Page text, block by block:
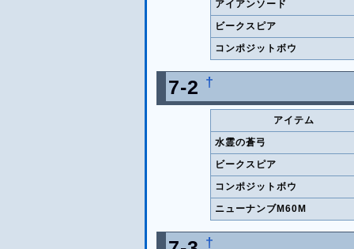
アイアンソード
ビークスピア
コンポジットボウ
7-2 †
アイテム
水霊の蒼弓
ビークスピア
コンポジットボウ
ニューナンブM60M
†